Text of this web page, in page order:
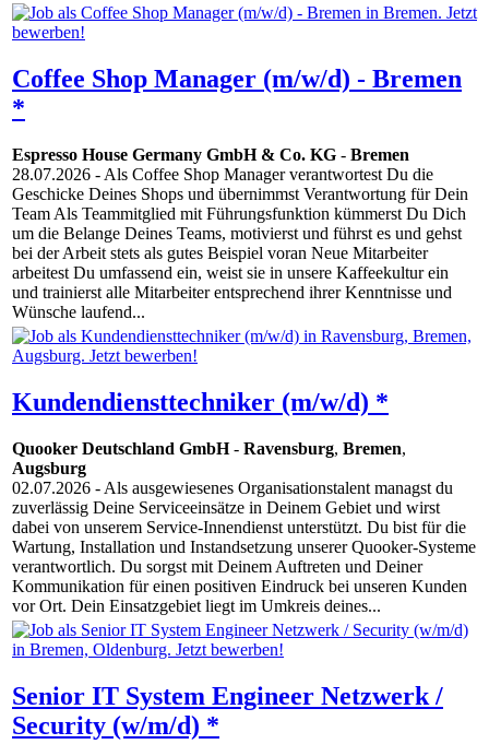
Coffee Shop Manager (m/w/d) - Bremen
*
Espresso House Germany GmbH & Co. KG - Bremen
28.07.2026 - Als Coffee Shop Manager verantwortest Du die
Geschicke Deines Shops und übernimmst Verantwortung für Dein
Team Als Teammitglied mit Führungsfunktion kümmerst Du Dich
um die Belange Deines Teams, motivierst und führst es und gehst
bei der Arbeit stets als gutes Beispiel voran Neue Mitarbeiter
arbeitest Du umfassend ein, weist sie in unsere Kaffeekultur ein
und trainierst alle Mitarbeiter entsprechend ihrer Kenntnisse und
Wünsche laufend...
Kundendiensttechniker (m/w/d) *
Quooker Deutschland GmbH- Ravensburg, Bremen,
Augsburg
02.07.2026 - Als ausgewiesenes Organisationstalent managst du
zuverlässig Deine Serviceeinsätze in Deinem Gebiet und wirst
dabei von unserem Service-Innendienst unterstützt. Du bist für die
Wartung, Installation und Instandsetzung unserer Quooker-Systeme
verantwortlich. Du sorgst mit Deinem Auftreten und Deiner
Kommunikation für einen positiven Eindruck bei unseren Kunden
vor Ort. Dein Einsatzgebiet liegt im Umkreis deines...
Senior IT System Engineer Netzwerk /
Security (w/m/d) *